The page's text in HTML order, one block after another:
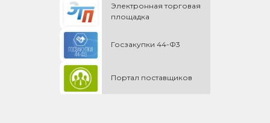
Электронная торговая
площадка
Госзакупки 44-Ф3
Портал поставщиков